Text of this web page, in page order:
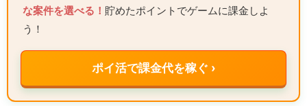
な案件を選べる！ 貯めたポイントでゲームに課金しよ
う！
ポイ活で課金代を稼ぐ ›